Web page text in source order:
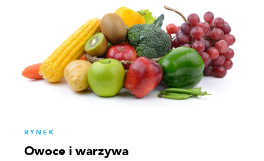
RYNEK
Owoce i warzywa